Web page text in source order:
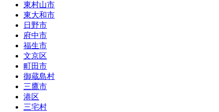
東村山市
東大和市
日野市
府中市
福生市
文京区
町田市
御蔵島村
三鷹市
港区
三宅村